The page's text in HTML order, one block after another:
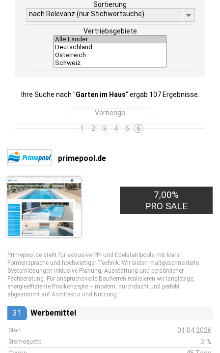
Sortierung
nach Relevanz (nur Stichwortsuche)
Vertriebsgebiete
Ihre Suche nach "Garten im Haus" ergab 107 Ergebnisse.
Vorherige
1
2 3 4 5 6
primepool.de
7,00%
PRO SALE
Primepool.de steht für exklusive PP- und Edelstahlpools mit klarer
Formensprache und hochwertiger Technik. Wir bieten maßgeschneiderte
Systemlösungen inklusive Planung, Ausstattung und persönlicher
Fachberatung. Für anspruchsvolle Bauherren realisieren wir langlebige,
energieeffiziente Poolkonzepte – modern, durchdacht und perfekt
abgestimmt auf Architektur und Nutzung.
31 Werbemittel
Start 01.04.2026
Stornoquote 2 %